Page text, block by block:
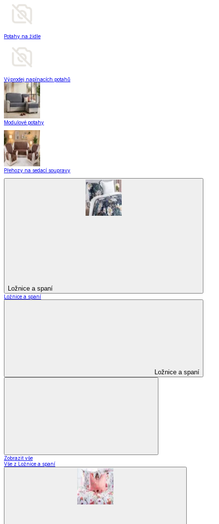
Potahy na židle
Výprodej napínacích potahů
Modulové potahy
Přehozy na sedací soupravy
Ložnice a spaní
Ložnice a spaní
Ložnice a spaní
Zobrazit vše
Vše z Ložnice a spaní